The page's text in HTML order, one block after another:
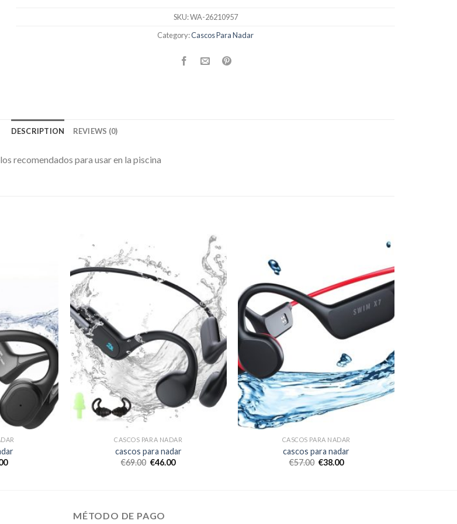
SKU:WA-26210957
Category:Cascos Para Nadar
DESCRIPTION REVIEWS (0)
recomendados para usar en la piscina
CASCOS PARA NADAR
cascos para nadar
€69.00 €46.00
CASCOS PARA NADAR
cascos para nadar
€57.00 €38.00
MÉTODO DE PAGO